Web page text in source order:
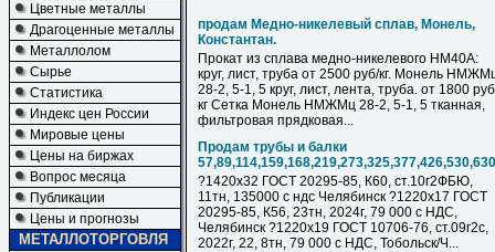
Цветные металлы
Драгоценные металлы
Металлолом
Сырье
Статистика
Индекс цен России
Мировые цены
Цены на биржах
Вопрос месяца
Публикации
Цены и прогнозы
МЕТАЛЛОТОРГОВЛЯ
продам Медно-никелевый сплав, Монель,
Константан.
Прокат из сплава медно-никелевого НМ40А:
круг, лист, труба от 2500 руб/кг. Монель
28-2, 5-1, 5 круг, лист, лента, труба. от 1800
кг Сетка Монель НМЖМц 28-2, 5-1, 5 тканная,
фильтровая прядковая...
Продам трубы и балки
?1420х32 ГОСТ 20295-85, К60, ст.10г2ФБЮ,
11тн, 135000 с ндс Челябинск ?1220х17 ГОСТ
20295-85, К56, 23тн, 2024г, 79 000 с НДC,
Челябинск ?1220х19 ГОСТ 10706-76, ст.09г2с,
2022г, 22, 8тн, 79 000 с НДC, Тобольск/Ч...